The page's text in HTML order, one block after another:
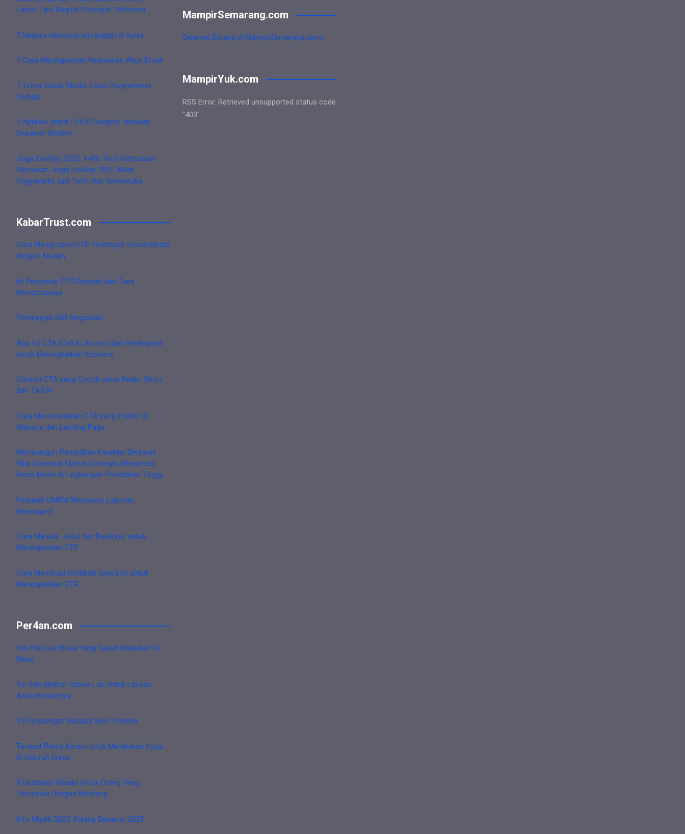
Lama: Tips Ampuh Percepat Performa
7 Negara teknologi tercanggih di dunia
7 Cara Meningkatkan Keamanan Akun Email
7 Tema Visual Studio Code Programmer
Terbaik
7 Aplikasi untuk UI/UX Designer: Andalan
Desainer Modern
Jogja DevDay 2025: +400 Tech Enthusiast
Ramaikan Jogja DevDay 2025: Bukti
Yogyakarta Jadi Tech Hub Terkemuka
KabarTrust.com
Cara Mengetahui CTR Postingan Sosial Media
dengan Mudah
Ini Penyebab CTR Rendah dan Cara
Mengatasinya
Pentingnya Skill Negosiasi
Apa Itu CTA (Call to Action) dan Pentingnya
untuk Meningkatkan Konversi
Contoh CTA yang Cocok untuk Reels, Short,
dan TikTok
Cara Menempatkan CTA yang Efektif di
Website dan Landing Page
Membangun Pendidikan Karakter Berbasis
Nilai Universal: Upaya Strategis Mengatasi
Krisis Moral di Lingkungan Pendidikan Tinggi
Perlukah UMKM Menyusun Laporan
Keuangan?
Cara Menulis Judul dan Deskripsi untuk
Meningkatkan CTR
Cara Membuat Clickbait yang Etis untuk
Meningkatkan CTR
Per4an.com
Hal-Hal Luar Biasa Yang Dapat Dilakukan Di
Mesir
Tur Etis Melihat Satwa Liar Untuk Liburan
Anda Berikutnya
10 Perjuangan Sebagai Solo Traveler
Tempat Paling Keren Untuk Melakukan Yoga
Di Seluruh Dunia
8 Destinasi Wisata Untuk Orang Yang
Terobsesi Dengan Binatang
Info Mudik 2025: Pulang Basamo 2025
MampirSemarang.com
Selamat Datang di MampirSemarang.com!
MampirYuk.com
RSS Error: Retrieved unsupported status code
"403"